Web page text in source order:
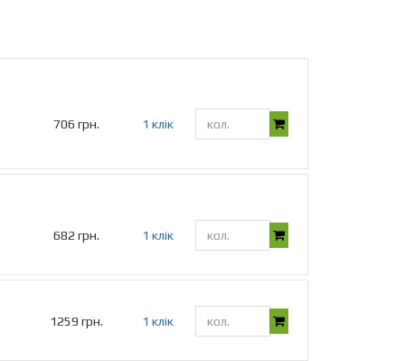
706 грн. 1 клік
682 грн. 1 клік
1259 грн. 1 клік